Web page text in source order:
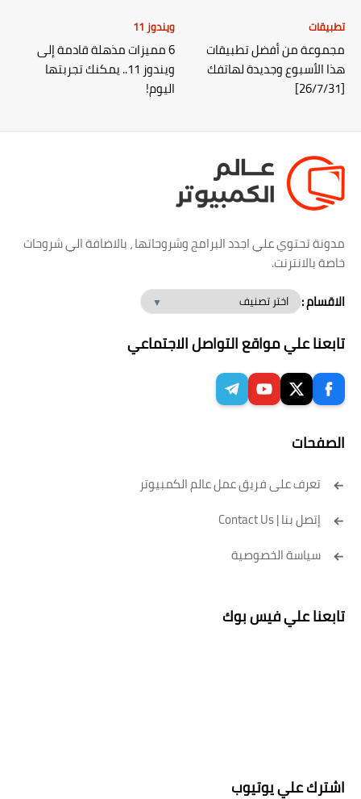
تطبيقات
مجموعة من أفضل تطبيقات
هذا الأسبوع وجديدة لهاتفك
[26/7/31]
ويندوز 11
6 مميزات مذهلة قادمة إلى
ويندوز 11.. يمكنك تجربتها
اليوم!
مدونة تحتوي علي اجدد البرامج وشروحاتها ، بالاضافة الي شروحات
خاصة بالانترنت.
الاقسام :
تابعنا علي مواقع التواصل الاجتماعي
الصفحات
تعرف على فريق عمل عالم الكمبيوتر
إتصل بنا | Contact Us
سياسة الخصوصية
تابعنا علي فيس بوك
اشترك علي يوتيوب